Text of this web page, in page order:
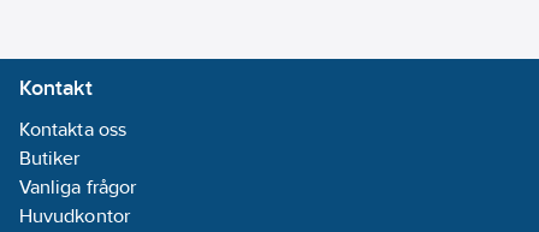
Kontakt
Kontakta oss
Butiker
Vanliga frågor
Huvudkontor